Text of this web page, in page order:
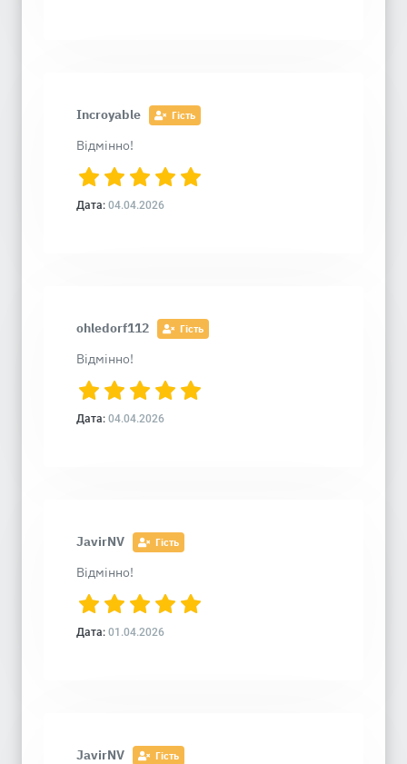
Incroyable Гість
Відмінно!
Дата: 04.04.2026
ohledorf112 Гість
Відмінно!
Дата: 04.04.2026
JavirNV Гість
Відмінно!
Дата: 01.04.2026
JavirNV Гість